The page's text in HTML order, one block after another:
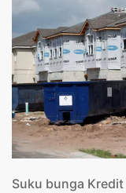
Suku bunga